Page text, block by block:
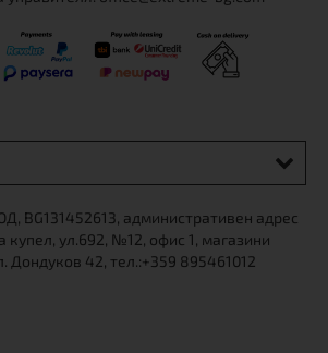
BG131452613, административен адрес
купел, ул.692, №12, офис 1, магазини
Дондуков 42, тел.:+359 895461012